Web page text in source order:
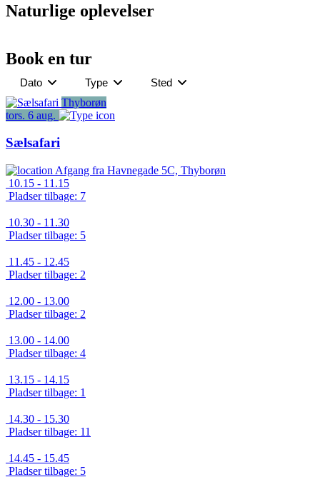
Naturlige oplevelser
Book en tur
Dato Type
Sted
Thyborøn
tors. 6 aug.
Sælsafari
Afgang fra Havnegade 5C, Thyborøn
10.15 - 11.15
Pladser tilbage: 7
10.30 - 11.30
Pladser tilbage: 5
11.45 - 12.45
Pladser tilbage: 2
12.00 - 13.00
Pladser tilbage: 2
13.00 - 14.00
Pladser tilbage: 4
13.15 - 14.15
Pladser tilbage: 1
14.30 - 15.30
Pladser tilbage: 11
14.45 - 15.45
Pladser tilbage: 5